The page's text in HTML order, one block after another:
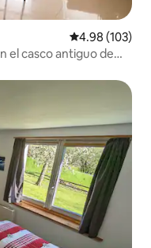
Calificación
4.98 (103)
el casco antiguo de